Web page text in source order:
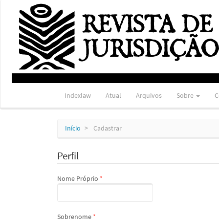
Navegação
Principal
Conteúdo
principal
Barra
Lateral
Indexlaw Atual Arquivos Sobre
Início Cadastrar
Perfil
Nome Próprio *
Sobrenome *